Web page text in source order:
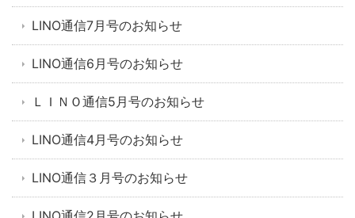
LINO通信7月号のお知らせ
LINO通信6月号のお知らせ
ＬＩＮＯ通信5月号のお知らせ
LINO通信4月号のお知らせ
LINO通信３月号のお知らせ